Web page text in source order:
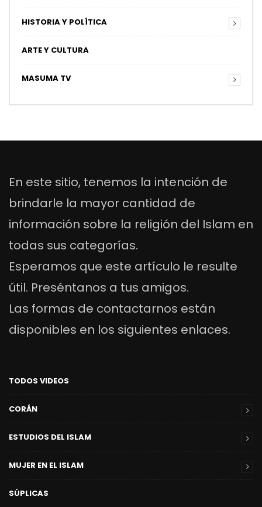
HISTORIA Y POLÍTICA
ARTE Y CULTURA
MASUMA TV
En este sitio, tenemos la intención de
brindarle la mayor cantidad de
información sobre la religión del Islam en
todas sus categorías.
Esperamos que este artículo le resulte
útil. Preséntanos a tus amigos.
Las formas de contactarnos están
disponibles en los siguientes enlaces.
TODOS VIDEOS
CORÁN
ESTUDIOS DEL ISLAM
MUJER EN EL ISLAM
SÚPLICAS